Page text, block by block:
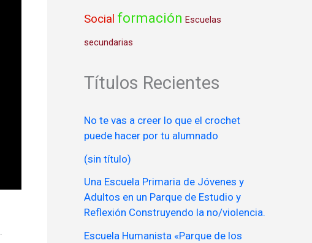
Social formación Escuelas
secundarias
Títulos Recientes
No te vas a creer lo que el crochet
puede hacer por tu alumnado
(sin título)
Una Escuela Primaria de Jóvenes y
Adultos en un Parque de Estudio y
Reflexión Construyendo la no/violencia.
Escuela Humanista «Parque de los